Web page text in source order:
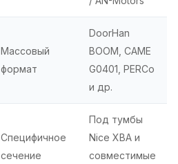
Массовый
формат
DoorHan
BOOM, CAME
G0401, PERCo
и др.
Специфичное
сечение
Под тумбы
Nice XBA и
совместимые